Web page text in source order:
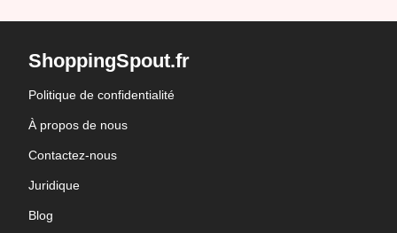
ShoppingSpout.fr
Politique de confidentialité
À propos de nous
Contactez-nous
Juridique
Blog